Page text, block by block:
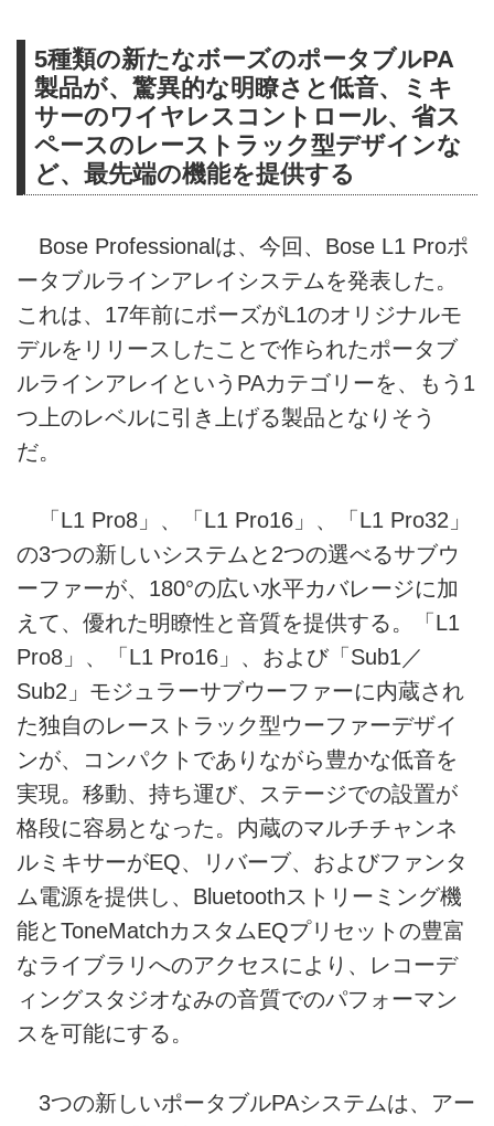
5種類の新たなボーズのポータブルPA
製品が、驚異的な明瞭さと低音、ミキ
サーのワイヤレスコントロール、省ス
ペースのレーストラック型デザインな
ど、最先端の機能を提供する
Bose Professionalは、今回、Bose L1 Proポ
ータブルラインアレイシステムを発表した。
これは、17年前にボーズがL1のオリジナルモ
デルをリリースしたことで作られたポータブ
ルラインアレイというPAカテゴリーを、もう1
つ上のレベルに引き上げる製品となりそう
だ。
「L1 Pro8」、「L1 Pro16」、「L1 Pro32」
の3つの新しいシステムと2つの選べるサブウ
ーファーが、180°の広い水平カバレージに加
えて、優れた明瞭性と音質を提供する。「L1
Pro8」、「L1 Pro16」、および「Sub1／
Sub2」モジュラーサブウーファーに内蔵され
た独自のレーストラック型ウーファーデザイ
ンが、コンパクトでありながら豊かな低音を
実現。移動、持ち運び、ステージでの設置が
格段に容易となった。内蔵のマルチチャンネ
ルミキサーがEQ、リバーブ、およびファンタ
ム電源を提供し、Bluetoothストリーミング機
能とToneMatchカスタムEQプリセットの豊富
なライブラリへのアクセスにより、レコーデ
ィングスタジオなみの音質でのパフォーマン
スを可能にする。
3つの新しいポータブルPAシステムは、アー